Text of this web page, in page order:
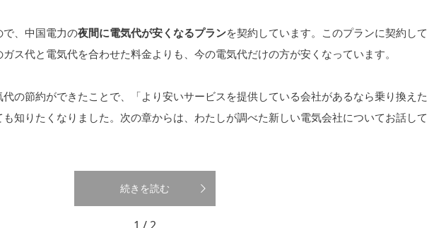
、中国電力の夜間に電気代が安くなるプランを契約しています。このプランに契約して
ス代と電気代を合わせた料金よりも、今の電気代だけの方が安くなっています。
の節約ができたことで、「より安いサービスを提供している会社があるなら乗り換えた
知りたくなりました。次の章からは、わたしが調べた新しい電気会社についてお話して
続きを読む
1 / 2